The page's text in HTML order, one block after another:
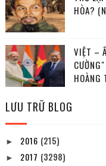
HÒA?
VIỆT –
HOÀNG
LƯU TRỮ BLOG
► 2016 (215)
► 2017 (3298)